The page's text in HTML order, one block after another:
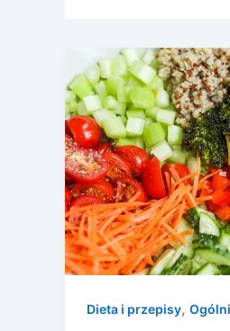
Dieta i przepisy,